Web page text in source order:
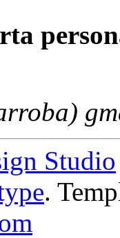
Studio
.